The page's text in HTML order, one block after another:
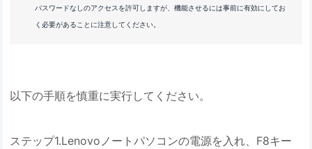
パスワードなしのアクセスを許可しますが、機能させるには事前に有効にしてお
く必要があることに注意してください。
以下の手順を慎重に実行してください。
ステップ1.Lenovoノートパソコンの電源を入れ、F8キー